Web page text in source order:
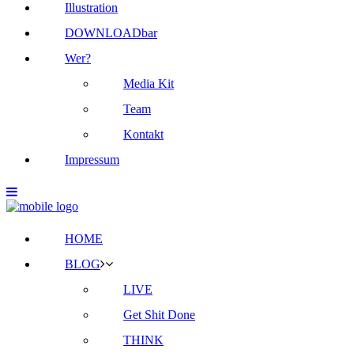
Illustration
DOWNLOADbar
Wer?
Media Kit
Team
Kontakt
Impressum
HOME
BLOG
LIVE
Get Shit Done
THINK